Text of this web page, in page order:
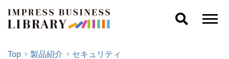
Top 製品紹介 セキュリティ